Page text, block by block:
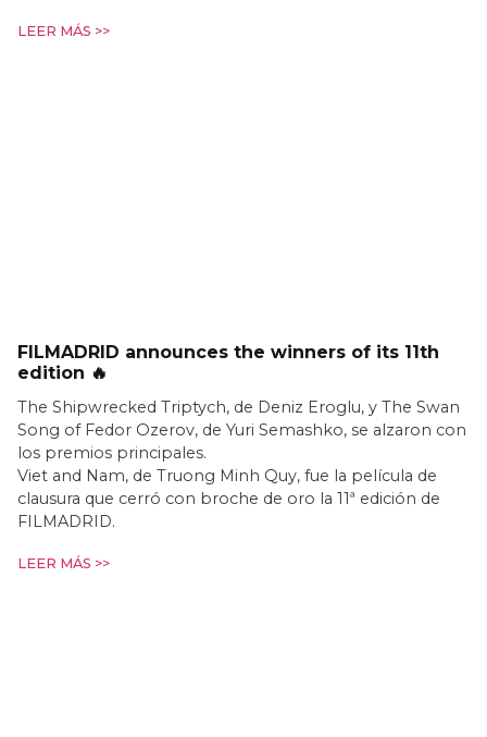
LEER MÁS >>
FILMADRID announces the winners of its 11th
edition 🔥
The Shipwrecked Triptych, de Deniz Eroglu, y The Swan
Song of Fedor Ozerov, de Yuri Semashko, se alzaron con
los premios principales.
Viet and Nam, de Truong Minh Quy, fue la película de
clausura que cerró con broche de oro la 11ª edición de
FILMADRID.
LEER MÁS >>